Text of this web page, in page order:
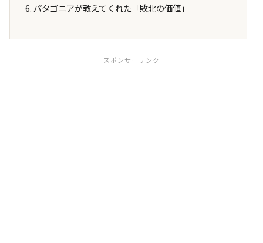
パタゴニアが教えてくれた「敗北の価値」
スポンサーリンク